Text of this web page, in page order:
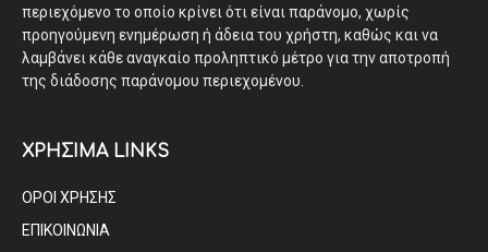
περιεχόμενο το οποίο κρίνει ότι είναι παράνομο, χωρίς
προηγούμενη ενημέρωση ή άδεια του χρήστη, καθώς και να
λαμβάνει κάθε αναγκαίο προληπτικό μέτρο για την αποτροπή
της διάδοσης παράνομου περιεχομένου.
ΧΡΗΣΙΜΑ LINKS
ΟΡΟΙ ΧΡΗΣΗΣ
ΕΠΙΚΟΙΝΩΝΙΑ